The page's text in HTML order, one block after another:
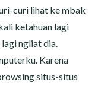
curi lihat ke mbak
ketahuan lagi
ngliat dia.
Karena
situs-situs